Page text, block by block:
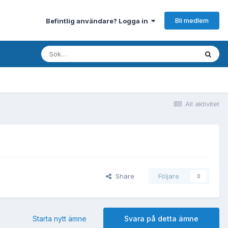
Befintlig användare? Logga in Bli medlem
All aktivitet
Share Följare 0
Svara på detta ämne
Starta nytt ämne